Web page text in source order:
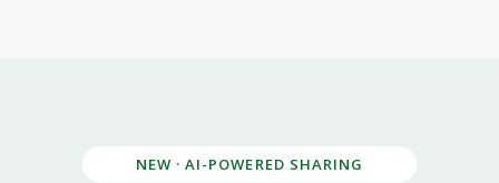
NEW · AI-POWERED SHARING